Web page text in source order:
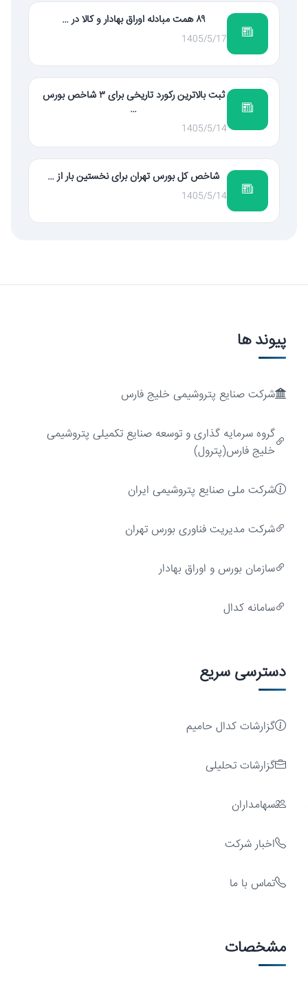
۸۹ همت مبادله اوراق بهادار و کالا در …
1405/5/17
ثبت بالاترین رکورد تاریخی برای ۳ شاخص بورس
…
1405/5/14
شاخص کل بورس تهران برای نخستین بار از …
1405/5/14
ارزش‌آفرینی
پیوند ها
شرکت صنایع پتروشیمی خلیج فارس
گروه سرمایه گذاری و توسعه صنایع تکمیلی پتروشیمی
خلیج فارس(پترول)
شرکت ملی صنایع پتروشیمی ایران
شركت مديريت فناوری بورس تهران
سازمان بورس و اوراق بهادار
سامانه کدال
دسترسی سریع
گزارشات کدال حامیم
گزارشات تحلیلی
سهامداران
اخبار شرکت
تماس با ما
مشخصات